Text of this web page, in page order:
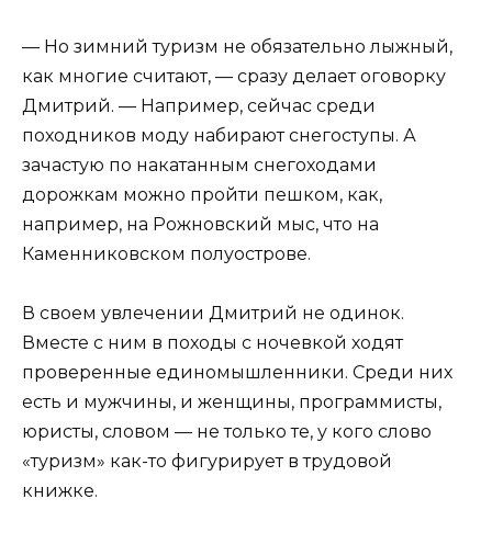
— Но зимний туризм не обязательно лыжный,
как многие считают, — сразу делает оговорку
Дмитрий. — Например, сейчас среди
походников моду набирают снегоступы. А
зачастую по накатанным снегоходами
дорожкам можно пройти пешком, как,
например, на Рожновский мыс, что на
Каменниковском полуострове.
В своем увлечении Дмитрий не одинок.
Вместе с ним в походы с ночевкой ходят
проверенные единомышленники. Среди них
есть и мужчины, и женщины, программисты,
юристы, словом — не только те, у кого слово
«туризм» как-то фигурирует в трудовой
книжке.